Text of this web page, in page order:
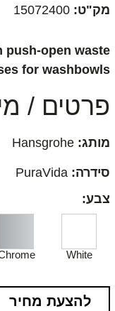
מק"ט: 15072400
push-open waste
for washbowls
פרטים /
מותג:
סידרה:
צבע:
White
להצעת מחיר